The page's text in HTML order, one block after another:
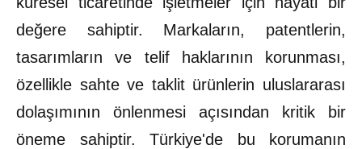
değere sahiptir. Markaların, patentlerin,
tasarımların ve telif haklarının korunması,
özellikle sahte ve taklit ürünlerin uluslararası
dolaşımının önlenmesi açısından kritik bir
öneme sahiptir. Türkiye'de bu korumanın